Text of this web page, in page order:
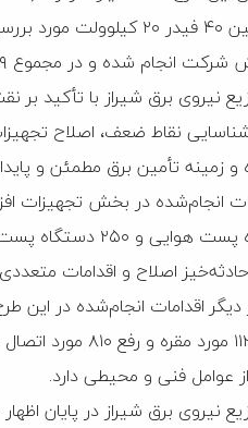
مجموع ۳۰۲۹ مورد عیب در شبکه شناسایی و برطرف شده است.
نیروی برق شیراز با تأکید
نقاط ضعف، اصلاح
زمینه تأمین برق مطمئن و
مورد برقگیر،
عوامل فنی و محیطی دارد.
نیروی برق شیراز در پایان